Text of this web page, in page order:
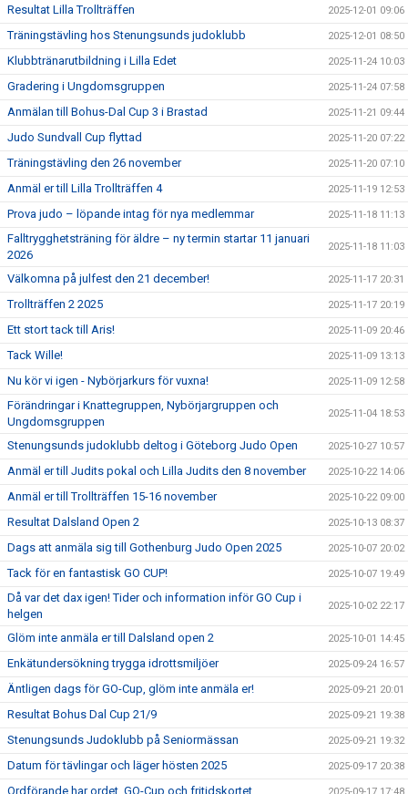
Resultat Lilla Trollträffen 2025-12-01 09:06
Träningstävling hos Stenungsunds judoklubb 2025-12-01 08:50
Klubbtränarutbildning i Lilla Edet 2025-11-24 10:03
Gradering i Ungdomsgruppen 2025-11-24 07:58
Anmälan till Bohus-Dal Cup 3 i Brastad 2025-11-21 09:44
Judo Sundvall Cup flyttad 2025-11-20 07:22
Träningstävling den 26 november 2025-11-20 07:10
Anmäl er till Lilla Trollträffen 4 2025-11-19 12:53
Prova judo – löpande intag för nya medlemmar 2025-11-18 11:13
Falltrygghetsträning för äldre – ny termin startar 11 januari
2026
2025-11-18 11:03
Välkomna på julfest den 21 december! 2025-11-17 20:31
Trollträffen 2 2025 2025-11-17 20:19
Ett stort tack till Aris! 2025-11-09 20:46
Tack Wille! 2025-11-09 13:13
Nu kör vi igen - Nybörjarkurs för vuxna! 2025-11-09 12:58
Förändringar i Knattegruppen, Nybörjargruppen och
Ungdomsgruppen
2025-11-04 18:53
Stenungsunds judoklubb deltog i Göteborg Judo Open 2025-10-27 10:57
Anmäl er till Judits pokal och Lilla Judits den 8 november 2025-10-22 14:06
Anmäl er till Trollträffen 15-16 november 2025-10-22 09:00
Resultat Dalsland Open 2 2025-10-13 08:37
Dags att anmäla sig till Gothenburg Judo Open 2025 2025-10-07 20:02
Tack för en fantastisk GO CUP! 2025-10-07 19:49
Då var det dax igen! Tider och information inför GO Cup i
helgen
2025-10-02 22:17
Glöm inte anmäla er till Dalsland open 2 2025-10-01 14:45
Enkätundersökning trygga idrottsmiljöer 2025-09-24 16:57
Äntligen dags för GO-Cup, glöm inte anmäla er! 2025-09-21 20:01
Resultat Bohus Dal Cup 21/9 2025-09-21 19:38
Stenungsunds Judoklubb på Seniormässan 2025-09-21 19:32
Datum för tävlingar och läger hösten 2025 2025-09-17 20:38
Ordförande har ordet, GO-Cup och fritidskortet